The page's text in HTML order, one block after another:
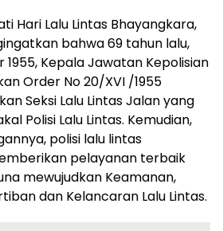
Hari Lalu Lintas Bhayangkara,
bahwa 69 tahun lalu,
Kepala Jawatan Kepolisian
Order No 20/XVI /1955
Seksi Lalu Lintas Jalan yang
Polisi Lalu Lintas. Kemudian,
polisi lalu lintas
pelayanan terbaik
mewujudkan Keamanan,
dan Kelancaran Lalu Lintas.